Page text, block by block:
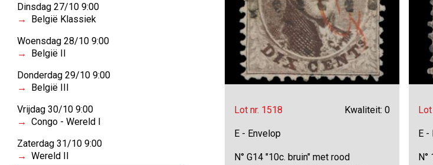
Dinsdag 27/10 9:00
België Klassiek
Woensdag 28/10 9:00
België II
Donderdag 29/10 9:00
België III
Vrijdag 30/10 9:00
Congo - Wereld I
Zaterdag 31/10 9:00
Wereld II
Lot nr. 1518 Kwaliteit: 0
E - Envelop
N° G14 "10c. bruin" met rood
E -